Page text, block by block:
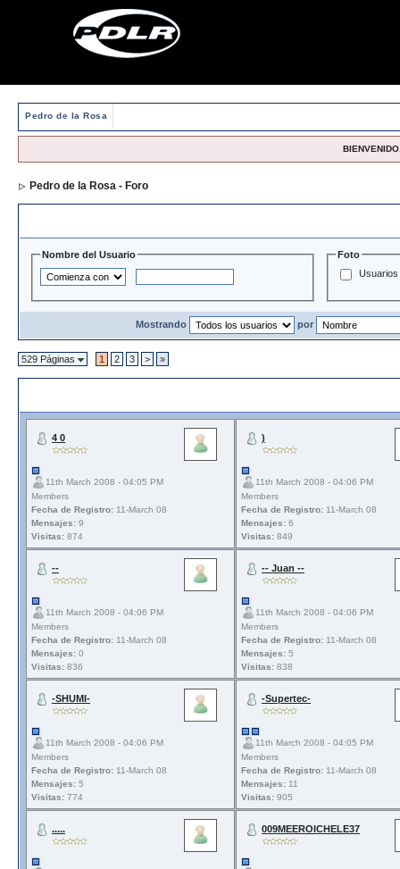
Pedro de la Rosa
Pedro de la Rosa - Foro
Nombre del Usuario
Foto
Usuarios
Mostrando por
529 Páginas 1 2 3 > »
4 0
11th March 2008 - 04:05 PM
Members
Fecha de Registro: 11-March 08
Mensajes: 9
Visitas: 874
)
11th March 2008 - 04:06 PM
Members
Fecha de Registro: 11-March 08
Mensajes: 6
Visitas: 849
--
11th March 2008 - 04:06 PM
Members
Fecha de Registro: 11-March 08
Mensajes: 0
Visitas: 836
-- Juan --
11th March 2008 - 04:06 PM
Members
Fecha de Registro: 11-March 08
Mensajes: 5
Visitas: 838
-SHUMI-
11th March 2008 - 04:06 PM
Members
Fecha de Registro: 11-March 08
Mensajes: 5
Visitas: 774
-Supertec-
11th March 2008 - 04:05 PM
Members
Fecha de Registro: 11-March 08
Mensajes: 11
Visitas: 905
..... 009MEEROICHELE37